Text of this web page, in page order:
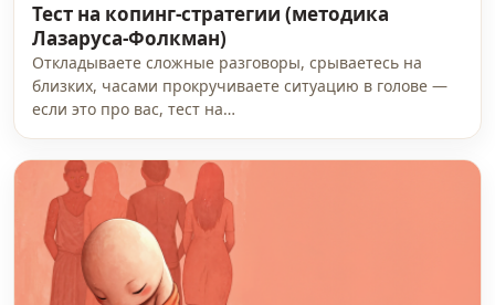
Тест на копинг-стратегии (методика
Лазаруса-Фолкман)
Откладываете сложные разговоры, срываетесь на
близких, часами прокручиваете ситуацию в голове —
если это про вас, тест на…